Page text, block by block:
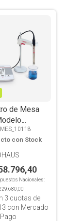
de Mesa
-F, con
ST320
con Stock
Nacionales:
3 cuotas de
con Mercado
Pago